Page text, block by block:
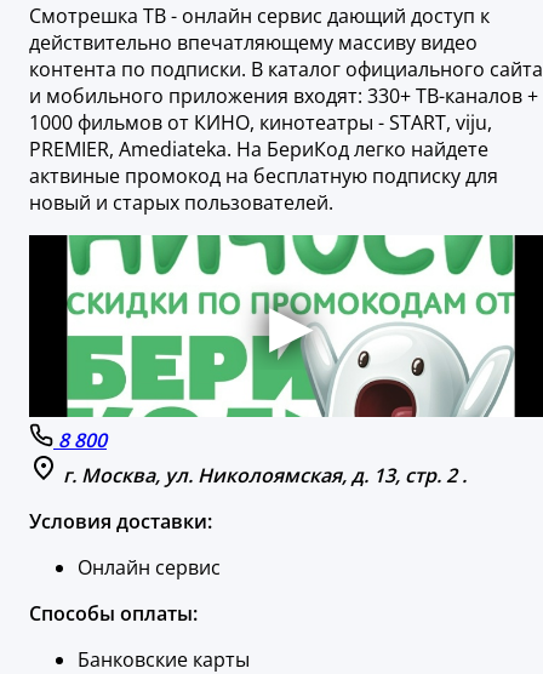
Смотрешка ТВ - онлайн сервис дающий доступ к
действительно впечатляющему массиву видео
контента по подписки. В каталог официального сайта
и мобильного приложения входят: 330+ ТВ-каналов +
1000 фильмов от КИНО, кинотеатры - START, viju,
PREMIER, Amediateka. На БериКод легко найдете
актвиные промокод на бесплатную подписку для
новый и старых пользователей.
8 800
г. Москва, ул. Николоямская, д. 13, стр. 2 .
Условия доставки:
Онлайн сервис
Способы оплаты:
Банковские карты